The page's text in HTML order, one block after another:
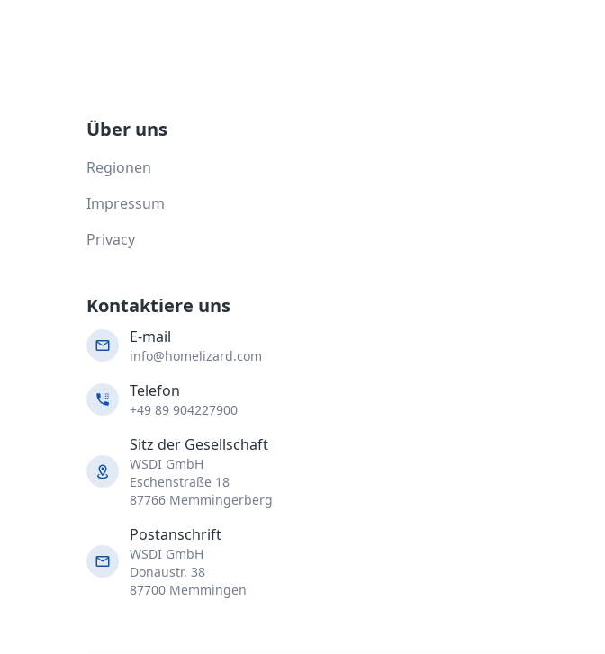
Über uns
Regionen
Impressum
Privacy
Kontaktiere uns
E-mail
info@homelizard.com
Telefon
+49 89 904227900
Sitz der Gesellschaft
WSDI GmbH
Eschenstraße 18
87766 Memmingerberg
Postanschrift
WSDI GmbH
Donaustr. 38
87700 Memmingen